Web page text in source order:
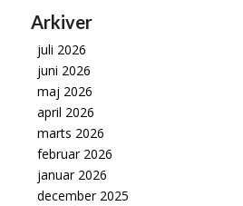
Arkiver
juli 2026
juni 2026
maj 2026
april 2026
marts 2026
februar 2026
januar 2026
december 2025